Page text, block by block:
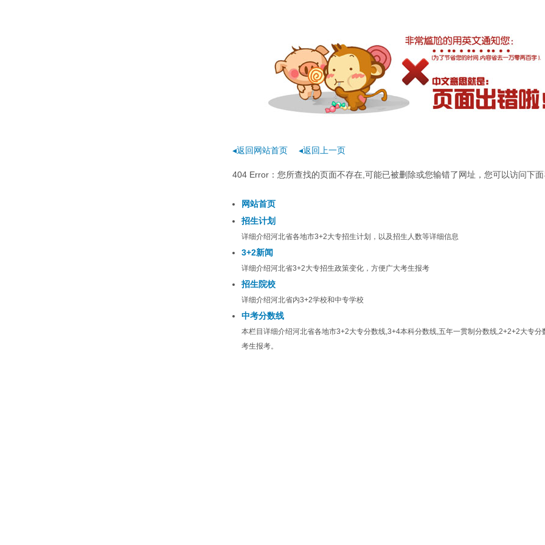
◂返回网站首页 ◂返回上一页
404 Error：您所查找的页面不存在,可能已被删除或您输错了网址，您可以访问下面
网站首页
招生计划
详细介绍河北省各地市3+2大专招生计划，以及招生人数等详细信息
3+2新闻
详细介绍河北省3+2大专招生政策变化，方便广大考生报考
招生院校
详细介绍河北省内3+2学校和中专学校
中考分数线
本栏目详细介绍河北省各地市3+2大专分数线,3+4本科分数线,五年一贯制分数线,2+2+2大专分
考生报考。